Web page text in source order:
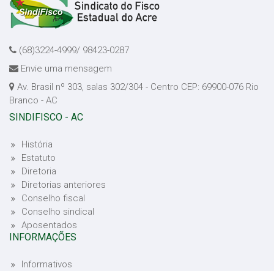
(68)3224-4999/ 98423-0287
Envie uma mensagem
Av. Brasil nº 303, salas 302/304 - Centro CEP: 69900-076 Rio
Branco - AC
SINDIFISCO - AC
História
Estatuto
Diretoria
Diretorias anteriores
Conselho fiscal
Conselho sindical
Aposentados
INFORMAÇÕES
Informativos